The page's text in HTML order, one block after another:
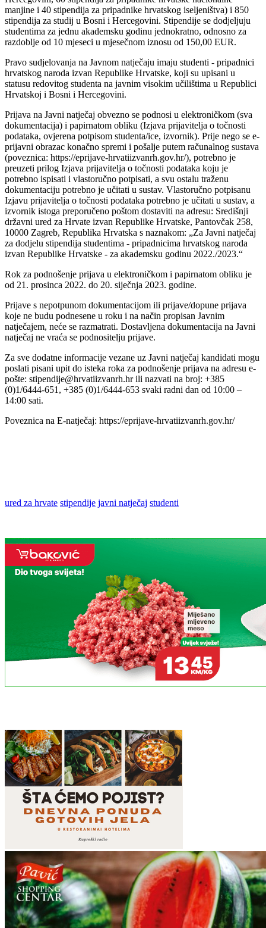
manjine i 40 stipendija za pripadnike hrvatskog iseljeništva) i 850
stipendija za studij u Bosni i Hercegovini. Stipendije se dodjeljuju
studentima za jednu akademsku godinu jednokratno, odnosno za
razdoblje od 10 mjeseci u mjesečnom iznosu od 150,00 EUR.
Pravo sudjelovanja na Javnom natječaju imaju studenti - pripadnici
hrvatskog naroda izvan Republike Hrvatske, koji su upisani u
statusu redovitog studenta na javnim visokim učilištima u Republici
Hrvatskoj i Bosni i Hercegovini.
Prijava na Javni natječaj obvezno se podnosi u elektroničkom (sva
dokumentacija) i papirnatom obliku (Izjava prijavitelja o točnosti
podataka, ovjerena potpisom studenta/ice, izvornik). Prije nego se e-
prijavni obrazac konačno spremi i pošalje putem računalnog sustava
(poveznica: https://eprijave-hrvatiizvanrh.gov.hr/), potrebno je
preuzeti prilog Izjava prijavitelja o točnosti podataka koju je
potrebno ispisati i vlastoručno potpisati, a svu ostalu traženu
dokumentaciju potrebno je učitati u sustav. Vlastoručno potpisanu
Izjavu prijavitelja o točnosti podataka potrebno je učitati u sustav, a
izvornik istoga preporučeno poštom dostaviti na adresu: Središnji
državni ured za Hrvate izvan Republike Hrvatske, Pantovčak 258,
10000 Zagreb, Republika Hrvatska s naznakom: „Za Javni natječaj
za dodjelu stipendija studentima - pripadnicima hrvatskog naroda
izvan Republike Hrvatske - za akademsku godinu 2022./2023.“
Rok za podnošenje prijava u elektroničkom i papirnatom obliku je
od 21. prosinca 2022. do 20. siječnja 2023. godine.
Prijave s nepotpunom dokumentacijom ili prijave/dopune prijava
koje ne budu podnesene u roku i na način propisan Javnim
natječajem, neće se razmatrati. Dostavljena dokumentacija na Javni
natječaj ne vraća se podnositelju prijave.
Za sve dodatne informacije vezane uz Javni natječaj kandidati mogu
poslati pisani upit do isteka roka za podnošenje prijava na adresu e-
pošte: stipendije@hrvatiizvanrh.hr ili nazvati na broj: +385
(0)1/6444-651, +385 (0)1/6444-653 svaki radni dan od 10:00 –
14:00 sati.
Poveznica na E-natječaj: https://eprijave-hrvatiizvanrh.gov.hr/
ured za hrvate stipendije javni natječaj studenti